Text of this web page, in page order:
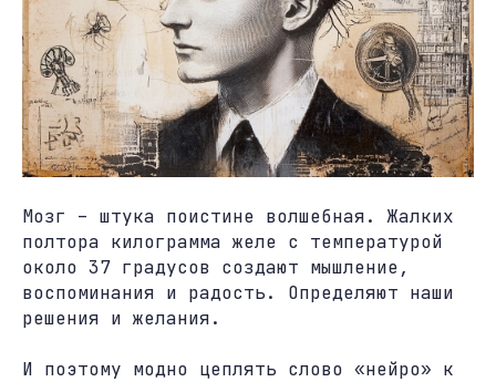
Мозг – штука поистине волшебная. Жалких
полтора килограмма желе с температурой
около 37 градусов создают мышление,
воспоминания и радость. Определяют наши
решения и желания.
И поэтому модно цеплять слово «нейро» к